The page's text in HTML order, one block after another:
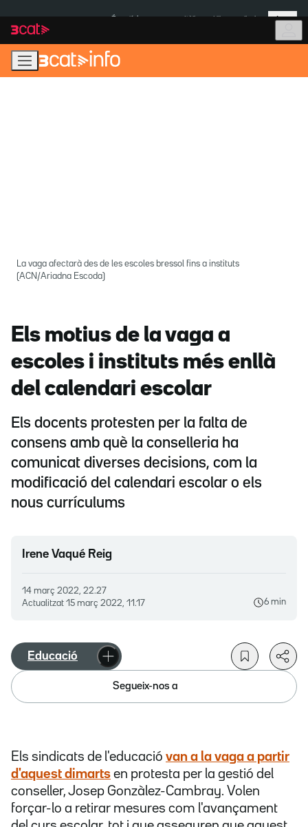
navegació
principal
contingut
Més
La vaga afectarà des de les escoles bressol fins a instituts
(ACN/Ariadna Escoda)
Els motius de la vaga a
escoles i instituts més enllà
del calendari escolar
Els docents protesten per la falta de
consens amb què la conselleria ha
comunicat diverses decisions, com la
modificació del calendari escolar o els
nous currículums
Irene Vaqué Reig
14 març 2022, 22.27
Actualitzat 15 març 2022, 11.17 6 min
Educació
Segueix-nos a
Els sindicats de l'educació van a la vaga a partir
d'aquest dimarts en protesta per la gestió del
conseller, Josep Gonzàlez-Cambray. Volen
forçar-lo a retirar mesures com l'avançament